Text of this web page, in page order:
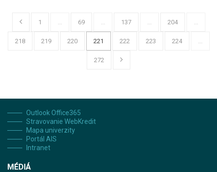
1 69 137 204
218 219 220 221 222 223 224
272
Outlook Office365
Stravovanie WebKredit
Mapa univerzity
Portál AIS
Intranet
MÉDIÁ